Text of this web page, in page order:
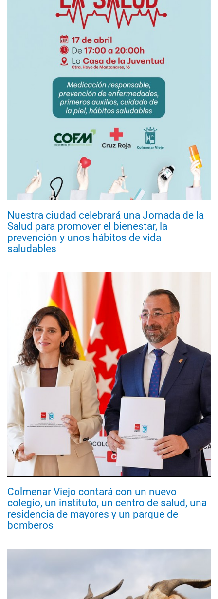
Nuestra ciudad celebrará una Jornada de la
Salud para promover el bienestar, la
prevención y unos hábitos de vida
saludables
Colmenar Viejo contará con un nuevo
colegio, un instituto, un centro de salud, una
residencia de mayores y un parque de
bomberos